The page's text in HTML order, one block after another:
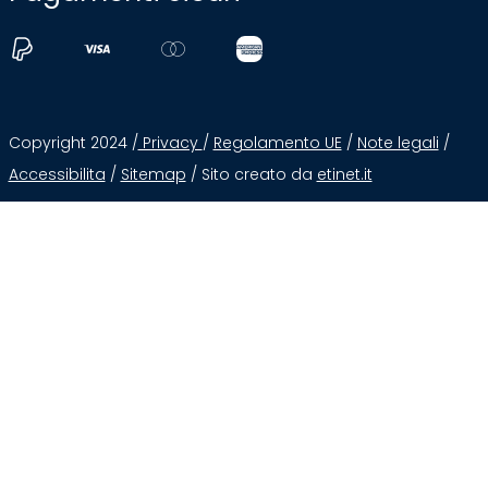
Copyright 2024 /Privacy / Regolamento UE/ Note legali /
Accessibilita / Sitemap / Sito creato da etinet.it